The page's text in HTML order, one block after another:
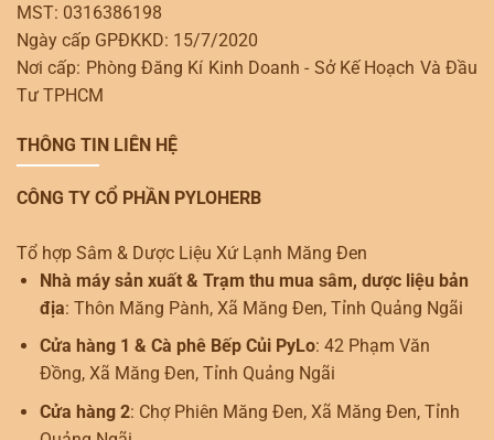
MST: 0316386198
Ngày cấp GPĐKKD: 15/7/2020
Nơi cấp: Phòng Đăng Kí Kinh Doanh - Sở Kế Hoạch Và Đầu
Tư TPHCM
THÔNG TIN LIÊN HỆ
CÔNG TY CỔ PHẦN PYLOHERB
Tổ hợp Sâm & Dược Liệu Xứ Lạnh Măng Đen
Nhà máy sản xuất & Trạm thu mua sâm, dược liệu bản
địa: Thôn Măng Pành, Xã Măng Đen, Tỉnh Quảng Ngãi
Cửa hàng 1 & Cà phê Bếp Củi PyLo: 42 Phạm Văn
Đồng, Xã Măng Đen, Tỉnh Quảng Ngãi
Cửa hàng 2: Chợ Phiên Măng Đen, Xã Măng Đen, Tỉnh